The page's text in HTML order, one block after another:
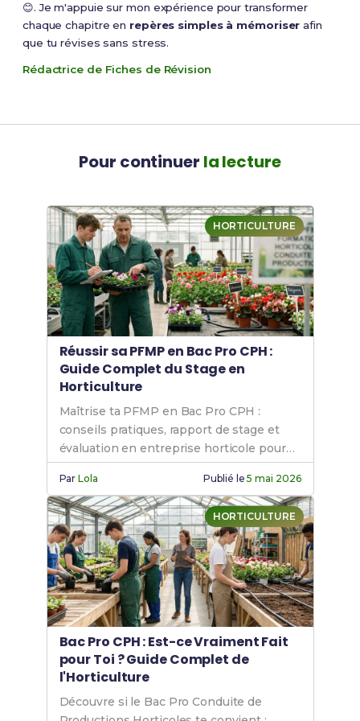
😊. Je m'appuie sur mon expérience pour transformer
chaque chapitre en repères simples à mémoriser afin
que tu révises sans stress.
Rédactrice de Fiches de Révision
Pour continuer la lecture
HORTICULTURE
Réussir sa PFMP en Bac Pro CPH :
Guide Complet du Stage en
Horticulture
Maîtrise ta PFMP en Bac Pro CPH :
conseils pratiques, rapport de stage et
évaluation en entreprise horticole pour
réussir.
ParLola Publié le5 mai 2026
HORTICULTURE
Bac Pro CPH : Est-ce Vraiment Fait
pour Toi ? Guide Complet de
l'Horticulture
Découvre si le Bac Pro Conduite de